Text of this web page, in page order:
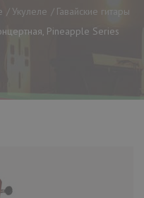
Укулеле
Гавайские гитары
Pineapple Series